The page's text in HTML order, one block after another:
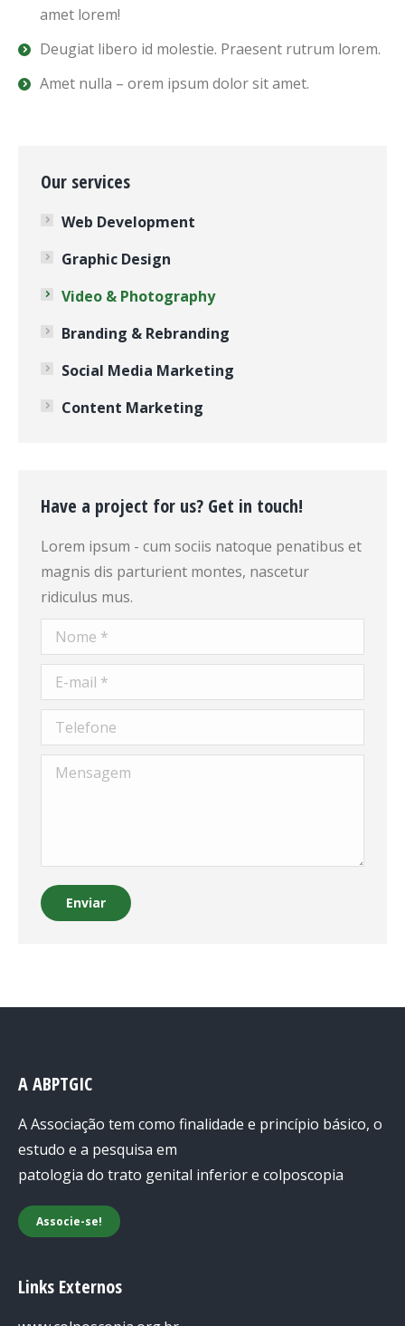
amet lorem!
Deugiat libero id molestie. Praesent rutrum lorem.
Amet nulla – orem ipsum dolor sit amet.
Our services
Web Development
Graphic Design
Video & Photography
Branding & Rebranding
Social Media Marketing
Content Marketing
Have a project for us? Get in touch!
Lorem ipsum - cum sociis natoque penatibus et
magnis dis parturient montes, nascetur
ridiculus mus.
Nome *
E-mail *
Telefone
Mensagem
Enviar
A ABPTGIC
A Associação tem como finalidade e princípio básico, o
estudo e a pesquisa em
patologia do trato genital inferior e colposcopia
Associe-se!
Links Externos